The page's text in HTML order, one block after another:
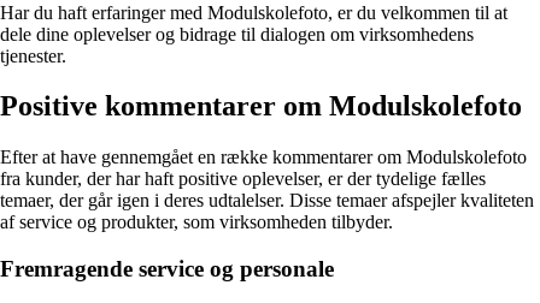
Har du haft erfaringer med Modulskolefoto, er du velkommen til at
dele dine oplevelser og bidrage til dialogen om virksomhedens
tjenester.
Positive kommentarer om Modulskolefoto
Efter at have gennemgået en række kommentarer om Modulskolefoto
fra kunder, der har haft positive oplevelser, er der tydelige fælles
temaer, der går igen i deres udtalelser. Disse temaer afspejler kvaliteten
af service og produkter, som virksomheden tilbyder.
Fremragende service og personale